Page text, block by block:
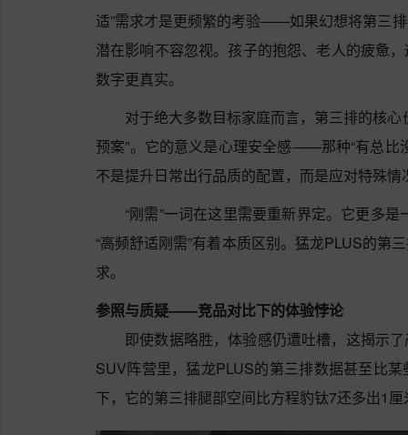
适”需求才是更频繁的考验——如果幻想将第三
潜在影响不容忽视。孩子的抱怨、老人的疲惫
数字更真实。
对于绝大多数目标家庭而言，第三排的核
预案”。它的意义是心理安全感——那种“有总比
不是提升日常出行品质的配置，而是应对特殊情
“刚需”一词在这里需要重新界定。它更多是
“高频舒适刚需”有着本质区别。猛龙PLUS的第
求。
参照与质疑——竞品对比下的体验悖论
即使数据略胜，体验感仍遭吐槽，这揭示
SUV阵营里，猛龙PLUS的第三排数据甚至比
下，它的第三排腿部空间比方程豹钛7还多出1厘